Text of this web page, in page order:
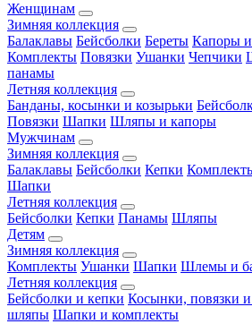
Женщинам
Зимняя коллекция
Балаклавы Бейсболки Береты Капоры
Комплекты Повязки Ушанки Чепчики
панамы
Летняя коллекция
Банданы, косынки и козырьки
Повязки Шапки Шляпы и капоры
Мужчинам
Зимняя коллекция
Балаклавы Бейсболки Кепки
Шапки
Летняя коллекция
Бейсболки Кепки Панамы Шляпы
Детям
Зимняя коллекция
Комплекты Ушанки Шапки Шлемы и
Летняя коллекция
Бейсболки и кепки Косынки, повязки
шляпы Шапки и комплекты